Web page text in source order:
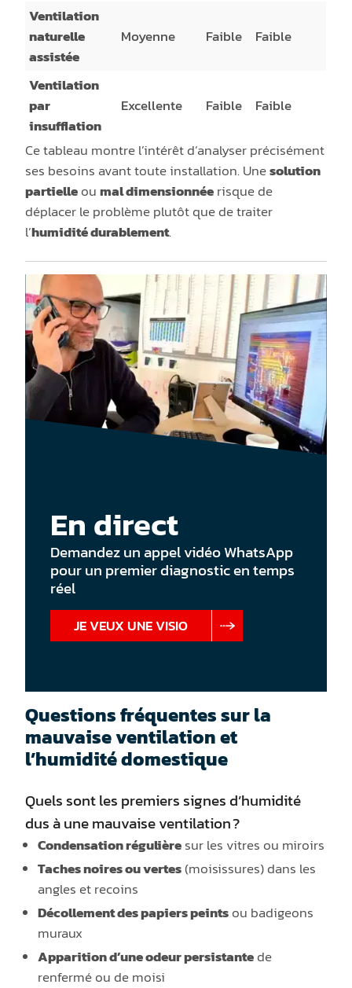
Ventilation
naturelle
assistée
Moyenne Faible Faible
Ventilation
par
insufflation
Excellente Faible Faible
Ce tableau montre l’intérêt d’analyser précisément
ses besoins avant toute installation. Unesolution
partielleoumal dimensionnéerisque de
déplacer le problème plutôt que de traiter
l’humidité durablement.
En direct
Demandez un appel vidéo WhatsApp
pour un premier diagnostic en temps
réel
JE VEUX UNE VISIO
Questions fréquentes sur la
mauvaise ventilation et
l’humidité domestique
Quels sont les premiers signes d’humidité
dus à une mauvaise ventilation ?
Condensation régulièresur les vitres ou miroirs
Taches noires ou vertes(moisissures) dans les
angles et recoins
Décollement des papiers peintsou badigeons
muraux
Apparition d’une odeur persistantede
renfermé ou de moisi